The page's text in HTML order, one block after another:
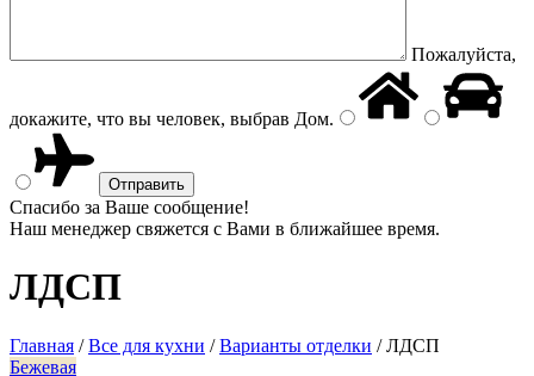
Пожалуйста,
докажите, что вы человек, выбрав Дом.
Спасибо за Ваше сообщение!
Наш менеджер свяжется с Вами в ближайшее время.
ЛДСП
Главная /Все для кухни /Варианты отделки /ЛДСП
Бежевая